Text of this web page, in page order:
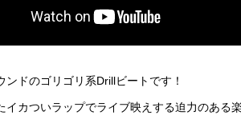
ンドのゴリゴリ系Drillビートです！
イカついラップでライブ映えする迫力のある楽